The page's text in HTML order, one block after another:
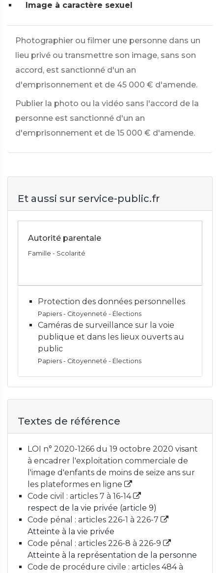
Image à caractère sexuel
Photographier ou filmer une personne dans un
lieu privé ou transmettre son image, sans son
accord, est sanctionné d'un an
d'emprisonnement et de 45 000 € d'amende.
Publier la photo ou la vidéo sans l'accord de la
personne est sanctionné d'un an
d'emprisonnement et de 15 000 € d'amende.
Et aussi sur service-public.fr
Autorité parentale
Famille - Scolarité
Protection des données personnelles
Papiers - Citoyenneté - Élections
Caméras de surveillance sur la voie
publique et dans les lieux ouverts au
public
Papiers - Citoyenneté - Élections
Textes de référence
LOI n° 2020-1266 du 19 octobre 2020 visant
à encadrer l'exploitation commerciale de
l'image d'enfants de moins de seize ans sur
les plateformes en ligne
Code civil : articles 7 à 16-14
respect de la vie privée (article 9)
Code pénal : articles 226-1 à 226-7
Atteinte à la vie privée
Code pénal : articles 226-8 à 226-9
Atteinte à la représentation de la personne
Code de procédure civile : articles 484 à